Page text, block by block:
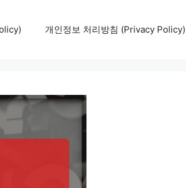
개인정보 처리방침 (Privacy Policy)